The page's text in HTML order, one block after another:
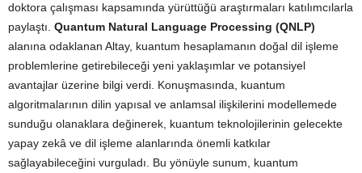
doktora çalışması kapsamında yürüttüğü araştırmaları katılımcılarla
paylaştı. Quantum Natural Language Processing (QNLP)
alanına odaklanan Altay, kuantum hesaplamanın doğal dil işleme
problemlerine getirebileceği yeni yaklaşımlar ve potansiyel
avantajlar üzerine bilgi verdi. Konuşmasında, kuantum
algoritmalarının dilin yapısal ve anlamsal ilişkilerini modellemede
sunduğu olanaklara değinerek, kuantum teknolojilerinin gelecekte
yapay zekâ ve dil işleme alanlarında önemli katkılar
sağlayabileceğini vurguladı. Bu yönüyle sunum, kuantum